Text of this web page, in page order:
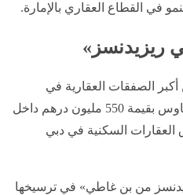
في القطاع العقاري بالإمارة.
ريزيدنسز»
الصفقات العقارية في
المنطقة، عندما أعلنت «بن غاطي» في ديسمبر 2025 بيع وحدة بنتهاوس بقيمة 550 مليون درهم داخل
السكنية في دبي
من بن غاطي» في ترسيخها